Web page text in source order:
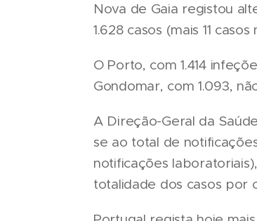
Nova de Gaia registou
1.628 casos (mais 11
O Porto, com 1.414
Gondomar, com 1.093,
A Direção-Geral da
se ao total de
notificações
totalidade dos casos por